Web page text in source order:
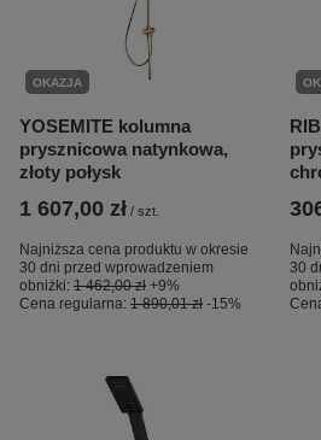
OKAZJA
YOSEMITE kolumna
prysznicowa natynkowa,
złoty połysk
1 607,00 zł / szt.
Najniższa cena produktu w okresie
30 dni przed wprowadzeniem
obniżki: 1 462,00 zł +9%
Cena regularna: 1 890,01 zł -15%
30